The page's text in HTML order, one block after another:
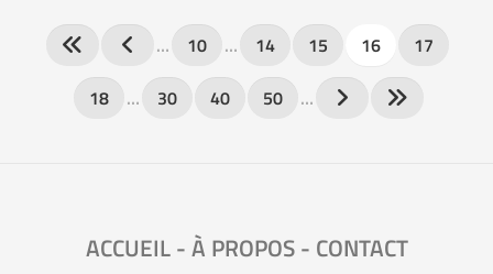
… 10 … 14 15 16
17
18
… 30 40 50 …
ACCUEIL-À PROPOS- CONTACT